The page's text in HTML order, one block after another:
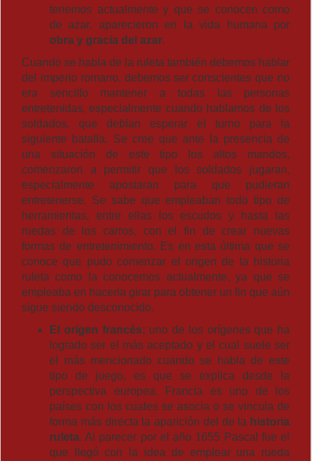
tenemos actualmente y que se conocen como
de azar, aparecieron en la vida humana por
obra y gracia del azar.
Cuando se habla de la ruleta también debemos hablar
del imperio romano, debemos ser conscientes que no
era sencillo mantener a todas las personas
entretenidas, especialmente cuando hablamos de los
soldados, que debían esperar el turno para la
siguiente batalla. Se cree que ante la presencia de
una situación de este tipo los altos mandos,
comenzaron a permitir que los soldados jugaran,
especialmente apostaran para que pudieran
entretenerse. Se sabe que empleaban todo tipo de
herramientas, entre ellas los escudos y hasta las
ruedas de los carros, con el fin de crear nuevas
formas de entretenimiento. Es en esta última que se
conoce que pudo comenzar el origen de la historia
ruleta como la conocemos actualmente, ya que se
empleaba en hacerla girar para obtener un fin que aún
sigue siendo desconocido.
El origen francés: uno de los orígenes que ha
logrado ser el más aceptado y el cual suele ser
el más mencionado cuando se habla de este
tipo de juego, es que se explica desde la
perspectiva europea. Francia es uno de los
países con los cuales se asocia o se vincula de
forma más directa la aparición del de la historia
ruleta. Al parecer por el año 1655 Pascal fue el
que llegó con la idea de emplear una rueda